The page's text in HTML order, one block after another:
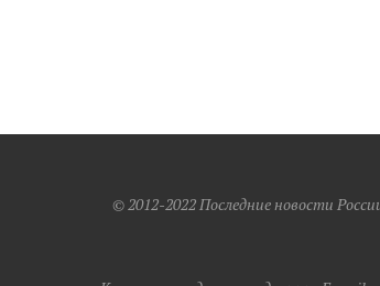
© 2012-2022 Последние новости